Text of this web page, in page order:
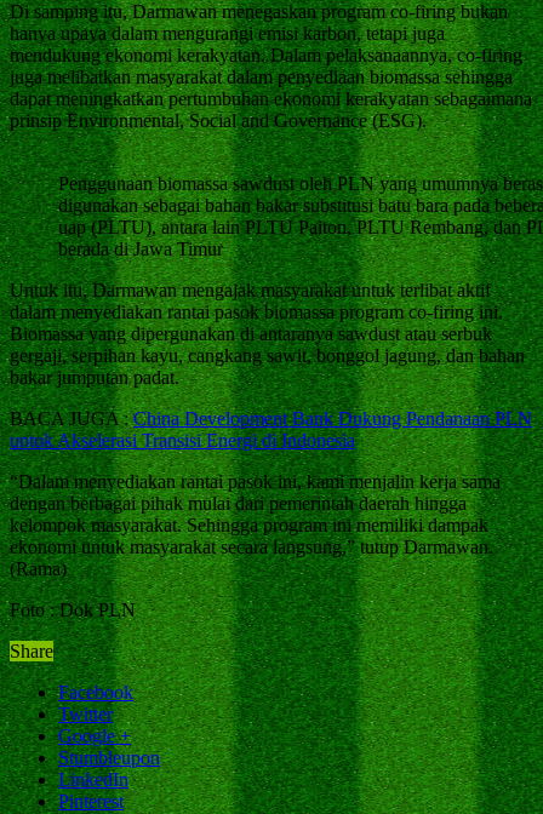
Di samping itu, Darmawan menegaskan program co-firing bukan
hanya upaya dalam mengurangi emisi karbon, tetapi juga
mendukung ekonomi kerakyatan. Dalam pelaksanaannya, co-firing
juga melibatkan masyarakat dalam penyediaan biomassa sehingga
dapat meningkatkan pertumbuhan ekonomi kerakyatan sebagaimana
prinsip Environmental, Social and Governance (ESG).
Penggunaan biomassa sawdust oleh PLN yang umumnya
digunakan sebagai bahan bakar substitusi batu bara pada
uap (PLTU), antara lain PLTU Paiton, PLTU Rembang, dan
berada di Jawa Timur
Untuk itu, Darmawan mengajak masyarakat untuk terlibat aktif
dalam menyediakan rantai pasok biomassa program co-firing ini.
Biomassa yang dipergunakan di antaranya sawdust atau serbuk
gergaji, serpihan kayu, cangkang sawit, bonggol jagung, dan bahan
bakar jumputan padat.
BACA JUGA :China Development Bank Dukung Pendanaan PLN
untuk Akselerasi Transisi Energi di Indonesia
“Dalam menyediakan rantai pasok ini, kami menjalin kerja sama
dengan berbagai pihak mulai dari pemerintah daerah hingga
kelompok masyarakat. Sehingga program ini memiliki dampak
ekonomi untuk masyarakat secara langsung,” tutup Darmawan.
(Rama)
Foto : Dok PLN
Share
Facebook
Twitter
Google +
Stumbleupon
LinkedIn
Pinterest